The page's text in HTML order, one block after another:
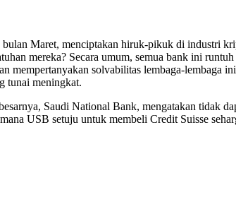
Maret, menciptakan hiruk-pikuk di industri
mereka? Secara umum, semua bank ini
mempertanyakan solvabilitas lembaga-
tunai meningkat.
Saudi National Bank, mengatakan tidak
USB setuju untuk membeli Credit Suisse